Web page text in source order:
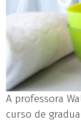
A professora
curso de